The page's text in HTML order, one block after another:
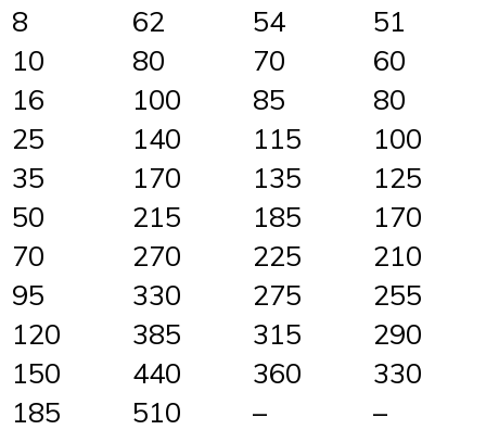
8
62 54
51
10
80 70
60
16
100 85
80
25
140 115
100
35
170 135
125
50
215 185
170
70
270 225
210
95
330 275
255
120
385 315
290
150
440 360
330
185
510 –
–